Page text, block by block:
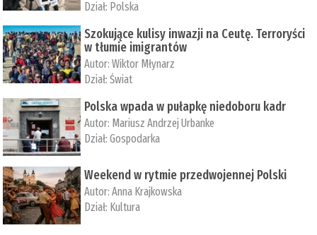
Dział: Polska
Szokujące kulisy inwazji na Ceutę. Terroryści
w tłumie imigrantów
Autor:Wiktor Młynarz
Dział:Świat
Polska wpada w pułapkę niedoboru kadr
Autor: Mariusz Andrzej Urbanke
Dział:Gospodarka
Weekend w rytmie przedwojennej Polski
Autor:Anna Krajkowska
Dział: Kultura